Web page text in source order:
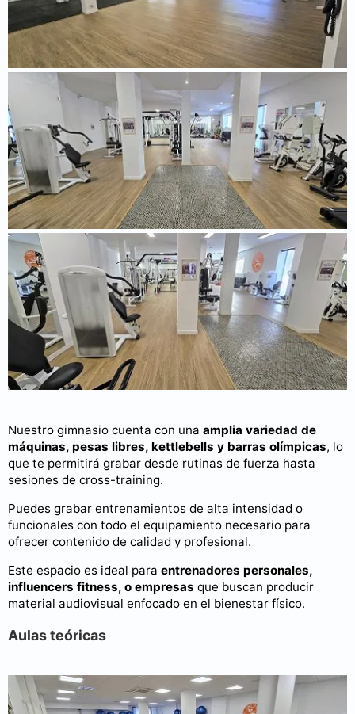
Nuestro gimnasio cuenta con una amplia variedad de
máquinas, pesas libres, kettlebells y barras olímpicas, lo
que te permitirá grabar desde rutinas de fuerza hasta
sesiones de cross-training.
Puedes grabar entrenamientos de alta intensidad o
funcionales con todo el equipamiento necesario para
ofrecer contenido de calidad y profesional.
Este espacio es ideal para entrenadores personales,
influencers fitness, o empresas que buscan producir
material audiovisual enfocado en el bienestar físico.
Aulas teóricas